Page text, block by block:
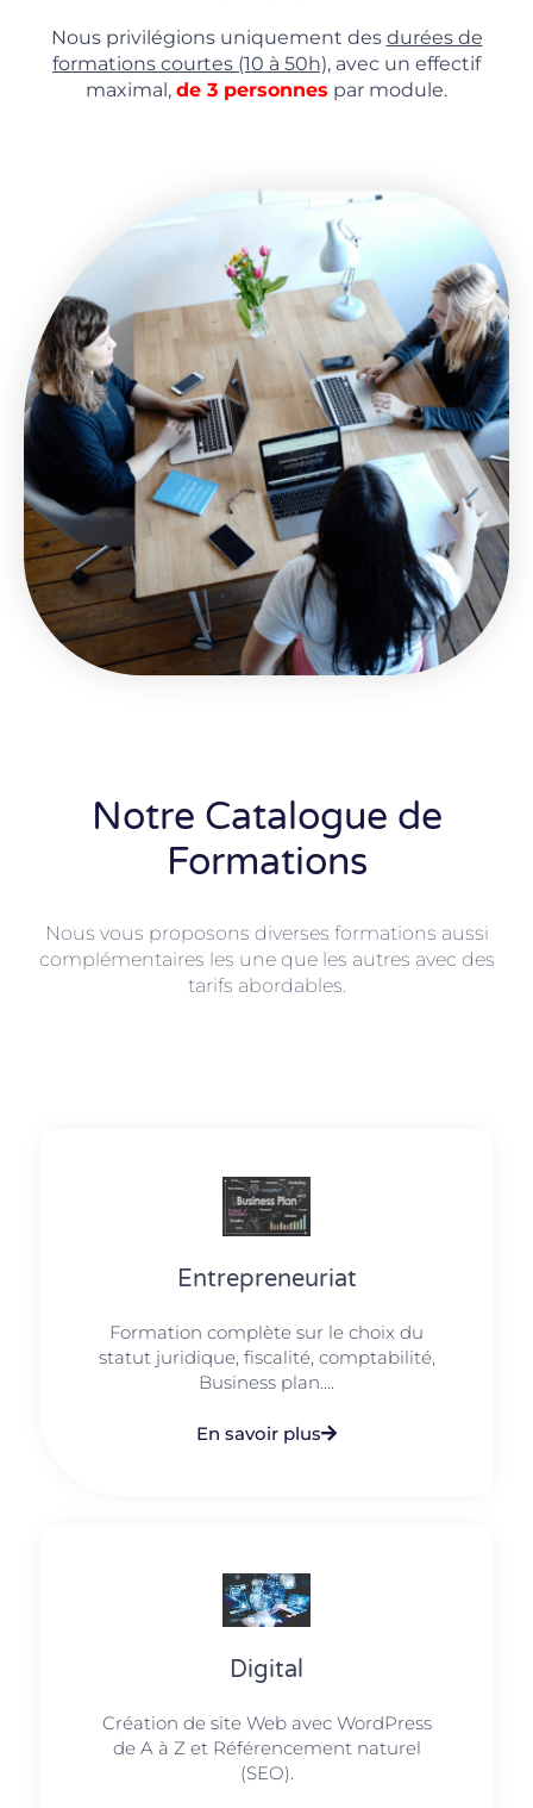
Nous privilégions uniquement des durées de
formations courtes (10 à 50h), avec un effectif
maximal, de 3 personnes par module.
Notre Catalogue de
Formations
Nous vous proposons diverses formations aussi
complémentaires les une que les autres avec des
tarifs abordables.
Entrepreneuriat
Formation complète sur le choix du
statut juridique, fiscalité, comptabilité,
Business plan....
En savoir plus
Digital
Création de site Web avec WordPress
de A à Z et Référencement naturel
(SEO).